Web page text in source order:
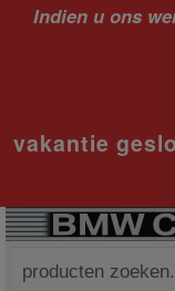
Indien u ons
vakantie
naar: